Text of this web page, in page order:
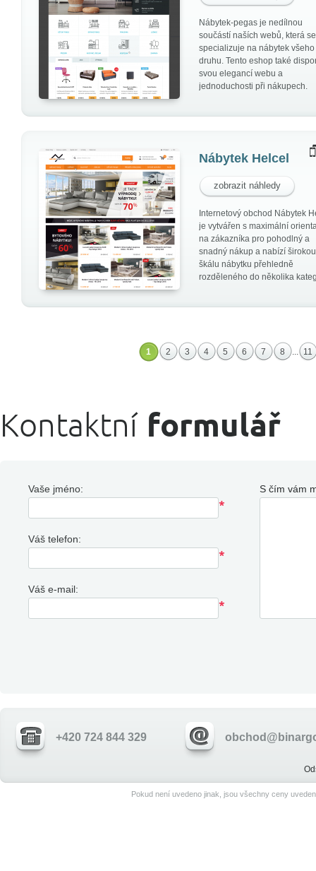
Nábytek-pegas je nedílnou
součástí naších webů, která se
specializuje na nábytek všeho
druhu. Tento eshop také
svou elegancí webu a
jednoduchosti při nákupech.
Nábytek Helcel
zobrazit náhledy
Internetový obchod Nábytek
je vytvářen s maximální
na zákazníka pro pohodlný a
snadný nákup a nabízí širokou
škálu nábytku přehledně
rozděleného do několika
1 2 3 4 5 6 7 8 ... 11
Kontaktní formulář
Vaše jméno:
Váš telefon:
Váš e-mail:
S čím vám
+420 724 844 329
Pokud není uvedeno jinak, jsou všechny ceny